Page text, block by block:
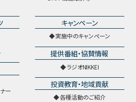
ー
キャンペーン
実施中のキャンペーン
提供番組・協賛情報
ラジオNIKKEI
投資教育・地域貢献
各種活動のご紹介